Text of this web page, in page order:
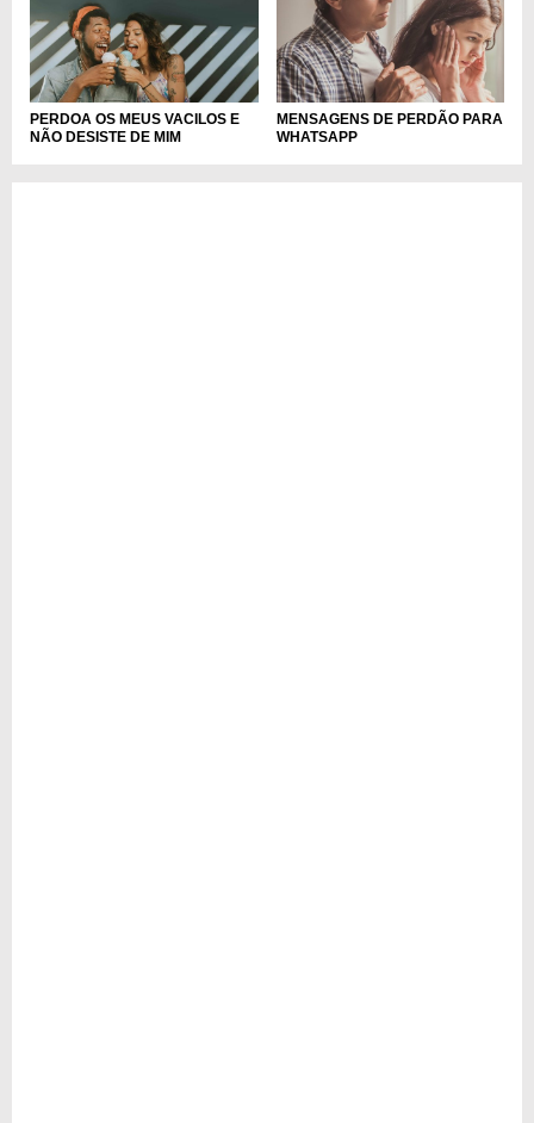
PERDOA OS MEUS VACILOS E
NÃO DESISTE DE MIM
MENSAGENS DE PERDÃO PARA
WHATSAPP